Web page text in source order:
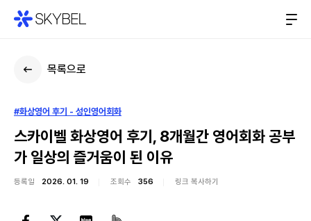
목록으로
#화상영어 후기 - 성인영어회화
스카이벨 화상영어 후기, 8개월간 영어회화 공부
가 일상의 즐거움이 된 이유
등록일 2026. 01. 19 조회수 356 링크 복사하기